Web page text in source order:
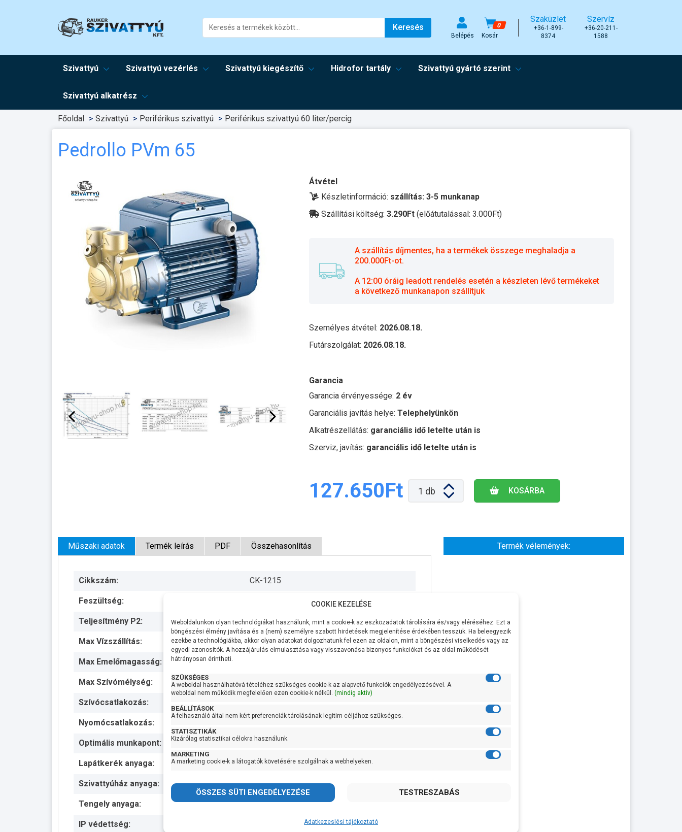
Keresés
Belépés
0
Kosár
Szaküzlet
+36-1-899-
8374
Szervíz
+36-20-211-
1588
Szivattyú Szivattyú vezérlés Szivattyú kiegészítő Hidrofor tartály Szivattyú gyártó szerint
Szivattyú alkatrész
Főoldal Szivattyú Periférikus szivattyú Periférikus szivattyú 60 liter/percig
Pedrollo PVm 65
Átvétel
Készletinformáció: szállítás: 3-5 munkanap
Szállítási költség: 3.290Ft (előátutalással: 3.000Ft)
A szállítás díjmentes, ha a termékek összege meghaladja a
200.000Ft-ot.
A 12:00 óráig leadott rendelés esetén a készleten lévő termékeket
a következő munkanapon szállítjuk
Személyes átvétel: 2026.08.18.
Futárszolgálat: 2026.08.18.
Garancia
Garancia érvényessége: 2 év
Garanciális javítás helye: Telephelyünkön
Alkatrészellátás: garanciális idő letelte után is
Szerviz, javítás: garanciális idő letelte után is
127.650Ft 1 db KOSÁRBA
Műszaki adatok Termék leírás PDF Összehasonlítás
Cikkszám: CK-1215
Feszültség:
Teljesítmény P2: 600W
Max Vízszállítás: 42 liter/perc
Max Emelőmagasság:
Max Szívómélység: 8 méter
Szívócsatlakozás:
Nyomócsatlakozás: 3/4 coll
Optimális munkapont: 26 méteren 25 liter/perc
Lapátkerék anyaga: Rézötvözet
Szivattyúház anyaga: Sárgaréz
Tengely anyaga: AISI 431 rozsdamentes acél
IP védettség:
Termék vélemények:
COOKIE KEZELÉSE
Weboldalunkon olyan technológiákat használunk, mint a cookie-k az eszközadatok tárolására és/vagy eléréséhez. Ezt a
böngészési élmény javítása és a (nem) személyre szabott hirdetések megjelenítése érdekében tesszük. Ha beleegyezik
ezekbe a technológiákba, akkor olyan adatokat dolgozhatunk fel ezen az oldalon, mint a böngészési viselkedés vagy az
egyedi azonosítók. A hozzájárulás elmulasztása vagy visszavonása bizonyos funkciókat és az oldal működését
hátrányosan érintheti.
SZÜKSÉGES
A weboldal használhatóvá tételéhez szükséges cookie-k az alapvető funkciók engedélyezésével. A
weboldal nem működik megfelelően ezen cookie-k nélkül. (mindig aktív)
BEÁLLÍTÁSOK
A felhasználó által nem kért preferenciák tárolásának legitim céljához szükséges.
STATISZTIKÁK
Kizárólag statisztikai célokra használunk.
MARKETING
A marketing cookie-k a látogatók követésére szolgálnak a webhelyeken.
Adatkezeslési tájékoztató